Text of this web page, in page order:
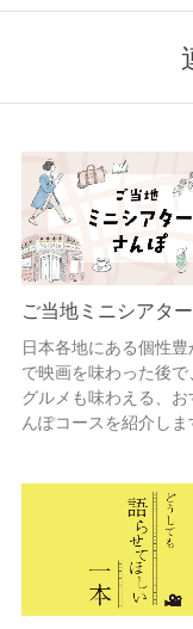
ご当地ミニシアタ
日本各地にある個性
で映画を味わった後で
グルメも味わえる、お
んぽコースを紹介しま